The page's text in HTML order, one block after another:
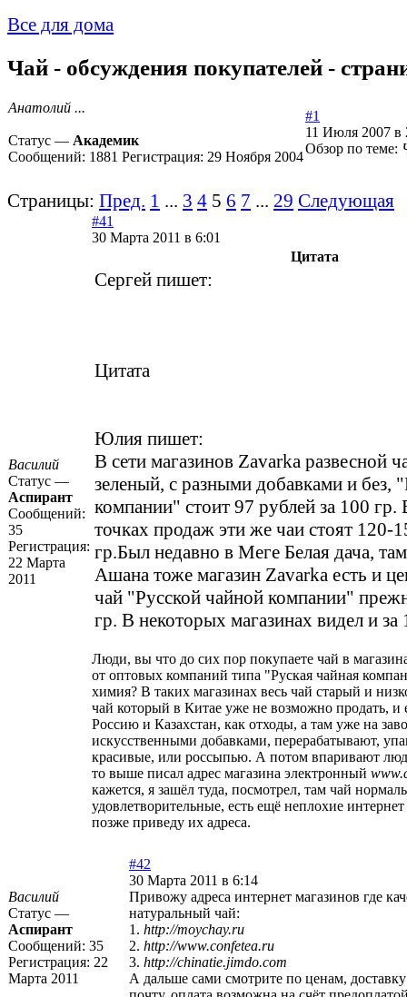
Все для дома
Чай - обсуждения покупателей -
Анатолий ...
Статус — Академик
Сообщений: 1881 Регистрация: 29 Ноября 2004
#1
11 Июля 2007 в
Обзор по теме:
Страницы: Пред. 1 ... 3 4 5 6 7 ... 29 Следующая
Василий
Статус —
Аспирант
Сообщений:
35
Регистрация:
22 Марта
2011
#41
30 Марта 2011 в 6:01
Цитата
Сергей пишет:
Цитата
Юлия пишет:
В сети магазинов Zavarka развесной
зеленый, с разными добавками и без,
компании" стоит 97 рублей за 100 гр.
точках продаж эти же чаи стоят 120-
гр.Был недавно в Меге Белая дача,
Ашана тоже магазин Zavarka есть и
чай "Русской чайной компании"
гр. В некоторых магазинах видел и за
Люди, вы что до сих пор покупаете чай в
от оптовых компаний типа "Руская чайная
химия? В таких магазинах весь чай старый и
чай который в Китае уже не возможно продать, и
Россию и Казахстан, как отходы, а там уже на
искусственными добавками, перерабатывают,
красивые, или россыпью. А потом впаривают
то выше писал адрес магазина электронный
кажется, я зашёл туда, посмотрел, там чай
удовлетворительные, есть ещё неплохие
позже приведу их адреса.
Василий
Статус —
Аспирант
Сообщений: 35
Регистрация: 22
Марта 2011
#42
30 Марта 2011 в 6:14
Привожу адреса интернет магазинов где
натуральный чай:
1. http://moychay.ru
2. http://www.confetea.ru
3. http://chinatie.jimdo.com
А дальше сами смотрите по ценам,